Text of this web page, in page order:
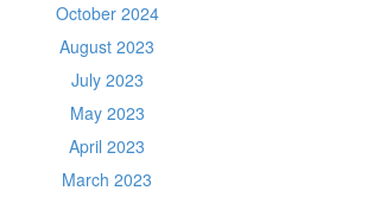
October 2024
August 2023
July 2023
May 2023
April 2023
March 2023